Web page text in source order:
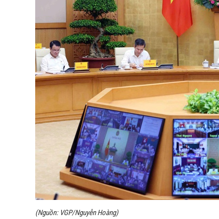
(Nguồn: VGP/Nguyễn Hoàng)